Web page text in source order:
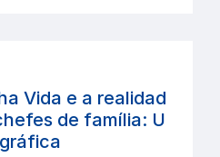
Vida e a realidad
de família: U